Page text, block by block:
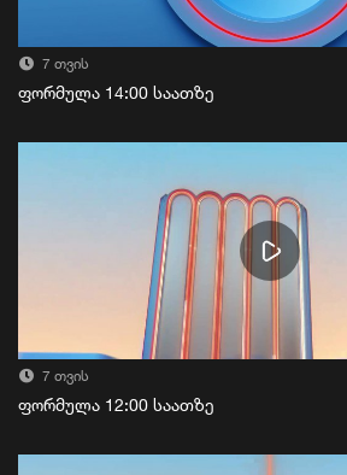
7 თვის
ფორმულა 14:00 საათზე
7 თვის
ფორმულა 12:00 საათზე